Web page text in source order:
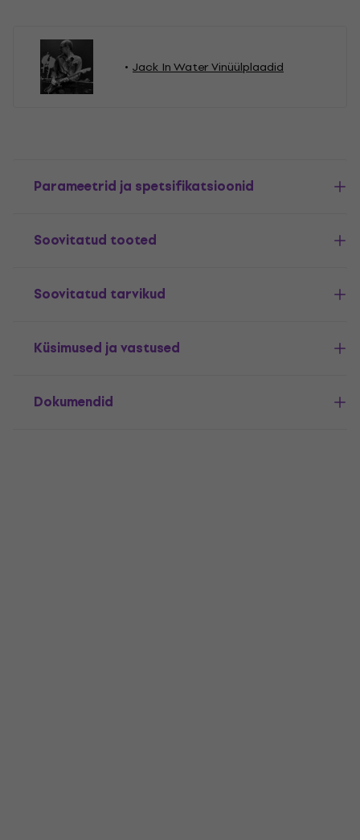
Jack In Water Vinüülplaadid
Parameetrid ja spetsifikatsioonid
Soovitatud tooted
Soovitatud tarvikud
Küsimused ja vastused
Dokumendid